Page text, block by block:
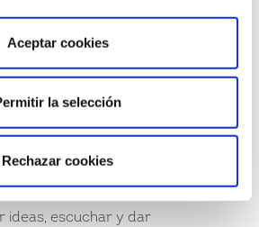
Aceptar cookies
la selección
Rechazar cookies
: Los líderes deben tomar
y efectivas. El
cómo manejas la presión al tomar
ideas, escuchar y dar